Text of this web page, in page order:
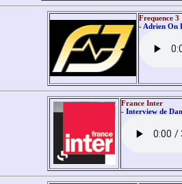
Frequence 3
- Adrien On
France Inter
- Interview de